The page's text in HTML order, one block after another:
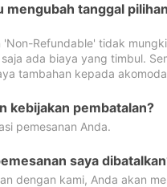
mengubah tanggal
Refundable' tidak
ada biaya yang timbul.
tambahan kepada
kebijakan pembatalan?
pemesanan Anda.
saya
dengan kami, Anda akan